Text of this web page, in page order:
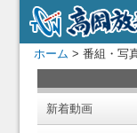
ホーム > 番組・写
新着動画